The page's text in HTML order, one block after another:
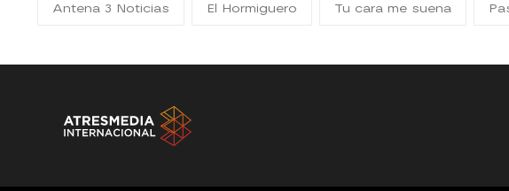
Antena 3 Noticias El Hormiguero Tu cara me suena